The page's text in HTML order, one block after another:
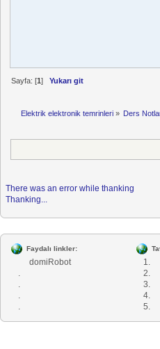
Sayfa: [1] Yukarı git
Elektrik elektronik temrinleri» Ders
There was an error while thanking
Thanking...
Faydalı linkler:
domiRobot
.
.
.
.
1.
2.
3.
4.
5.